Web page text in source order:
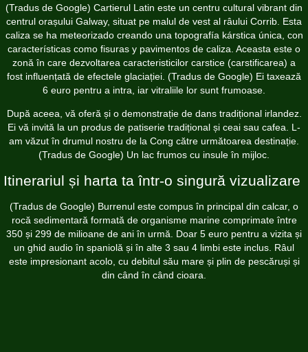
(Tradus de Google) Cartierul Latin este un centru cultural vibrant din
centrul orașului Galway, situat pe malul de vest al râului Corrib. Esta
caliza se ha meteorizado creando una topografía kárstica única, con
características como fisuras y pavimentos de caliza. Aceasta este o
zonă în care dezvoltarea caracteristicilor carstice (carstificarea) a
fost influențată de efectele glaciației. (Tradus de Google) Ei taxează
6 euro pentru a intra, iar vitraliile lor sunt frumoase.
După aceea, vă oferă și o demonstrație de dans tradițional irlandez.
Ei vă invită la un produs de patiserie tradițional și ceai sau cafea. L-
am văzut în drumul nostru de la Cong către următoarea destinație.
(Tradus de Google) Un lac frumos cu insule în mijloc.
Itinerariul și harta ta într-o singură vizualizare
(Tradus de Google) Burrenul este compus în principal din calcar, o
rocă sedimentară formată de organisme marine comprimate între
350 și 299 de milioane de ani în urmă. Doar 5 euro pentru a vizita și
un ghid audio în spaniolă și în alte 3 sau 4 limbi este inclus. Râul
este impresionant acolo, cu debitul său mare și plin de pescăruși și
din când în când cioara.